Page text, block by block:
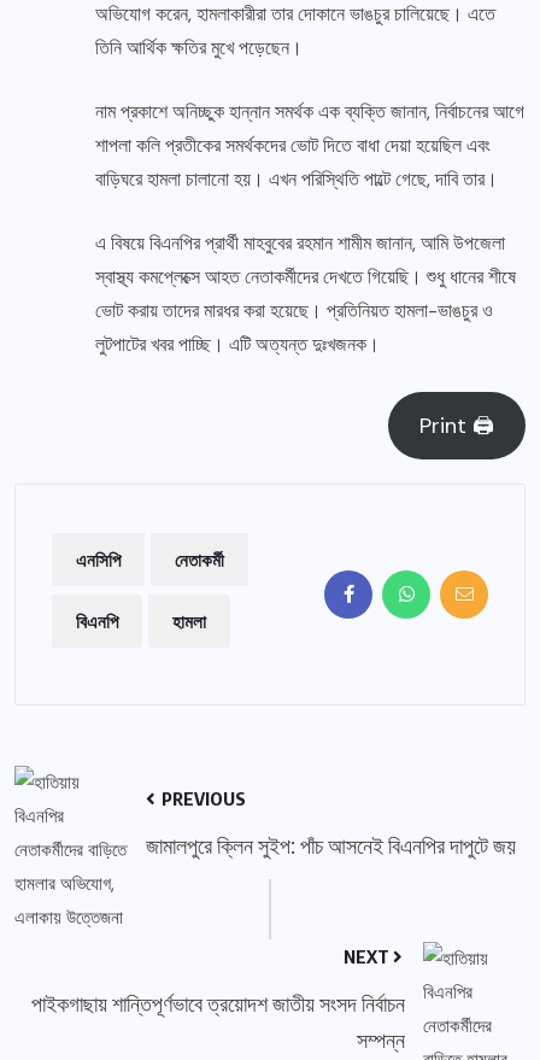
অভিযোগ করেন, হামলাকারীরা তার দোকানে ভাঙচুর চালিয়েছে। এতে
তিনি আর্থিক ক্ষতির মুখে পড়েছেন।
নাম প্রকাশে অনিচ্ছুক হান্নান সমর্থক এক ব্যক্তি জানান, নির্বাচনের আগে
শাপলা কলি প্রতীকের সমর্থকদের ভোট দিতে বাধা দেয়া হয়েছিল এবং
বাড়িঘরে হামলা চালানো হয়। এখন পরিস্থিতি পাল্টে গেছে, দাবি তার।
এ বিষয়ে বিএনপির প্রার্থী মাহবুবের রহমান শামীম জানান, আমি উপজেলা
স্বাস্থ্য কমপ্লেক্সে আহত নেতাকর্মীদের দেখতে গিয়েছি। শুধু ধানের শীষে
ভোট করায় তাদের মারধর করা হয়েছে। প্রতিনিয়ত হামলা-ভাঙচুর ও
লুটপাটের খবর পাচ্ছি। এটি অত্যন্ত দুঃখজনক।
Print 🖨
এনসিপি নেতাকর্মী
বিএনপি হামলা
PREVIOUS
জামালপুরে ক্লিন সুইপ: পাঁচ আসনেই বিএনপির দাপুটে জয়
NEXT
পাইকগাছায় শান্তিপূর্ণভাবে ত্রয়োদশ জাতীয় সংসদ নির্বাচন
সম্পন্ন